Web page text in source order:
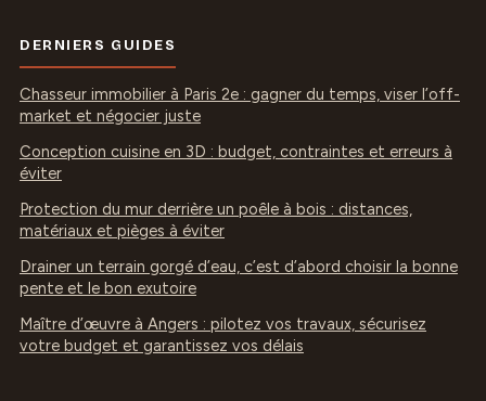
DERNIERS GUIDES
Chasseur immobilier à Paris 2e : gagner du temps, viser l’off-
market et négocier juste
Conception cuisine en 3D : budget, contraintes et erreurs à
éviter
Protection du mur derrière un poêle à bois : distances,
matériaux et pièges à éviter
Drainer un terrain gorgé d’eau, c’est d’abord choisir la bonne
pente et le bon exutoire
Maître d’œuvre à Angers : pilotez vos travaux, sécurisez
votre budget et garantissez vos délais